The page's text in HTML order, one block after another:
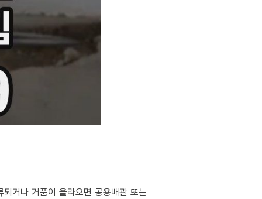
거나 거품이 올라오면 공용배관 또는